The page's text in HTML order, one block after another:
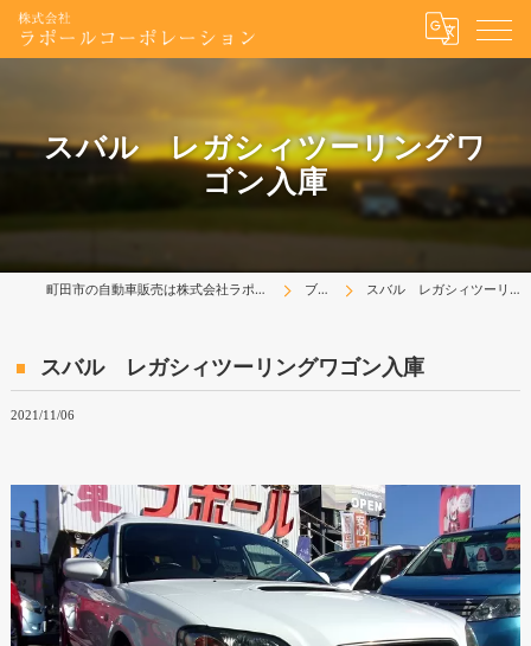
スバル レガシィツーリングワ
ゴン入庫
町田市の自動車販売は株式会社ラポールコーポレーション ブログ スバル レガシィツーリングワゴン入庫
スバル レガシィツーリングワゴン入庫
2021/11/06